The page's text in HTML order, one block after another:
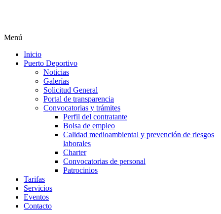
Menú
Inicio
Puerto Deportivo
Noticias
Galerías
Solicitud General
Portal de transparencia
Convocatorias y trámites
Perfil del contratante
Bolsa de empleo
Calidad medioambiental y prevención de riesgos
laborales
Charter
Convocatorias de personal
Patrocinios
Tarifas
Servicios
Eventos
Contacto